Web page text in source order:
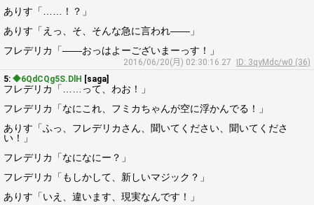
ありす「……！？」
ありす「えっ、そ、そんな急に言われ――」
フレデリカ「――おっはよーございまーっす！」
2016/06/20(月) 02:30:16.27
ID: 3qyMdc/w0 (36)
5: ◆6QdCQg5S.DlH [saga]
フレデリカ「……って、わお！」
フレデリカ「なにこれ、フミカちゃんが空に浮かんでる！」
ありす「ふっ、フレデリカさん、聞いてください、聞いてくださ
い！」
フレデリカ「なになにー？」
フレデリカ「もしかして、新しいマジック？」
ありす「いえ、違います、現実なんです！」